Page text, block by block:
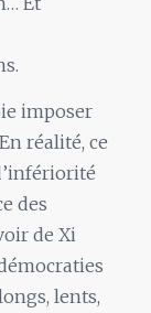
imposer
réalité, ce
des
de Xi
lents,